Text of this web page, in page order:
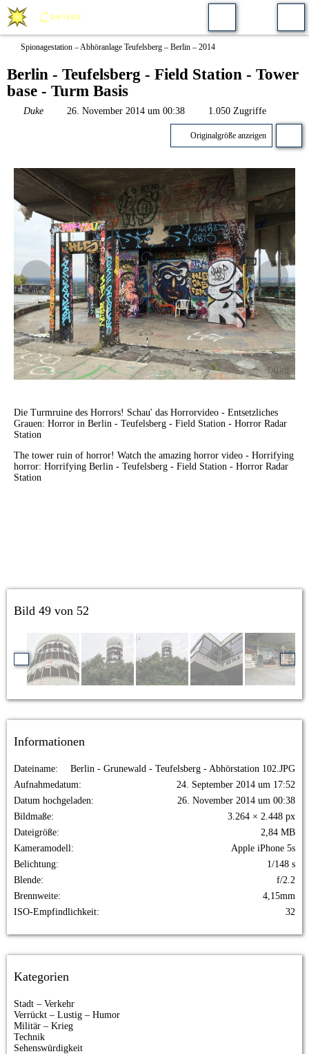
Spionagestation – Abhöranlage Teufelsberg – Berlin – 2014
Berlin - Teufelsberg - Field Station - Tower
base - Turm Basis
Duke 26. November 2014 um 00:38 1.050 Zugriffe
Originalgröße anzeigen
Die Turmruine des Horrors! Schau' das Horrorvideo - Entsetzliches
Grauen: Horror in Berlin - Teufelsberg - Field Station - Horror Radar
Station
The tower ruin of horror! Watch the amazing horror video - Horrifying
horror: Horrifying Berlin - Teufelsberg - Field Station - Horror Radar
Station
Bild 49 von 52
Informationen
Dateiname
Berlin - Grunewald - Teufelsberg - Abhörstation 102.JPG
Aufnahmedatum
24. September 2014 um 17:52
Datum hochgeladen
26. November 2014 um 00:38
Bildmaße
3.264 × 2.448 px
Dateigröße
2,84 MB
Kameramodell
Apple iPhone 5s
Belichtung
1/148 s
Blende
f/2.2
Brennweite
4,15mm
ISO-Empfindlichkeit
32
Kategorien
Stadt – Verkehr
Verrückt – Lustig – Humor
Militär – Krieg
Technik
Sehenswürdigkeit